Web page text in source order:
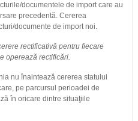
documentele de import care au
precedentă. Cererea
documente de import noi.
rectificativă pentru fiecare
operează rectificări.
nu înaintează cererea statului
pe parcursul perioadei de
în oricare dintre situaţiile